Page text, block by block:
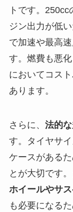
トです。
ジン出力が低
で加速や最高
す。燃費も悪
においてコス
あります。
さらに、 法的な
す。タイヤサ
ケースがある
とが大切です
ホイールやサ
も必要になる